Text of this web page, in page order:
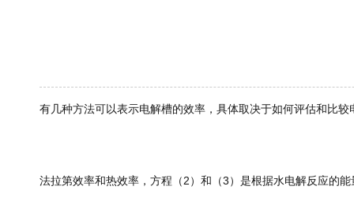
有几种方法可以表示电解槽的效率，具体取决于如何评估和比
法拉第效率和热效率，方程（2）和（3）是根据水电解反应的